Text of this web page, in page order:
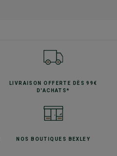
LIVRAISON OFFERTE
DÈS 99€
D'ACHATS*
NOS BOUTIQUES BEXLEY